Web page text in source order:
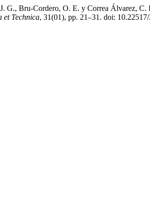
G., Bru-Cordero, O. E. y Correa Álvarez,
et Technica, 31(01), pp. 21–31. doi: